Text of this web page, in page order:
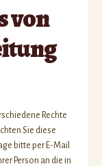
von
Rechte
Sie diese
bitte per E-Mail
Person an die in